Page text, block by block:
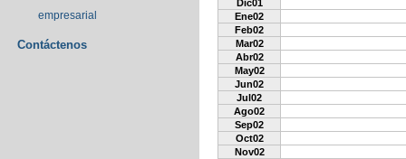
empresarial
Contáctenos
Dic01
Ene02
Feb02
Mar02
Abr02
May02
Jun02
Jul02
Ago02
Sep02
Oct02
Nov02